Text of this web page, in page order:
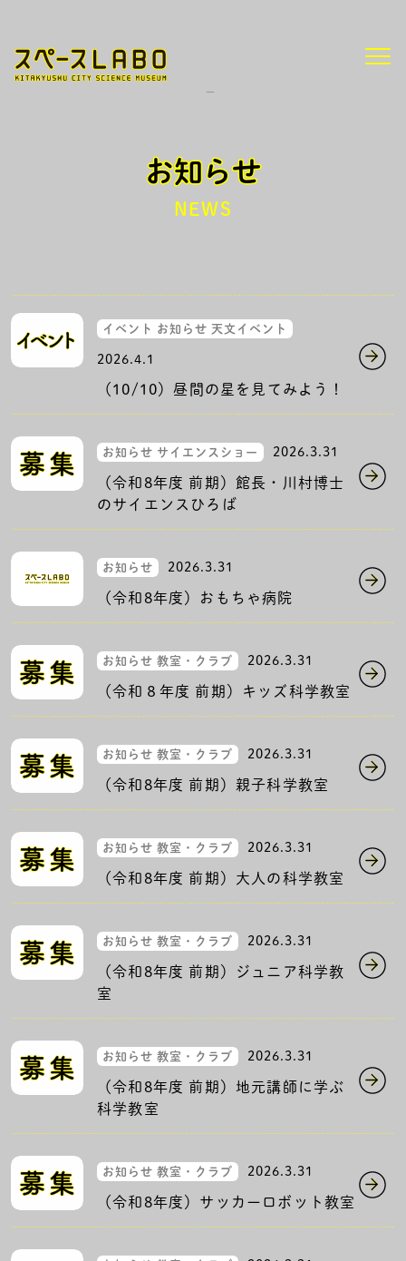
お知らせ
NEWS
イベント お知らせ 天文イベント
2026.4.1
（10/10）昼間の星を見てみよう！
お知らせ サイエンスショー 2026.3.31
（令和8年度 前期）館長・川村博士
のサイエンスひろば
お知らせ 2026.3.31
（令和8年度）おもちゃ病院
お知らせ 教室・クラブ 2026.3.31
（令和８年度 前期）キッズ科学教室
お知らせ 教室・クラブ 2026.3.31
（令和8年度 前期）親子科学教室
お知らせ 教室・クラブ 2026.3.31
（令和8年度 前期）大人の科学教室
お知らせ 教室・クラブ 2026.3.31
（令和8年度 前期）ジュニア科学教
室
お知らせ 教室・クラブ 2026.3.31
（令和8年度 前期）地元講師に学ぶ
科学教室
お知らせ 教室・クラブ 2026.3.31
（令和8年度）サッカーロボット教室